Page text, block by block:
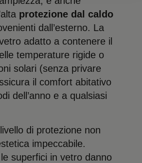
protezione dal caldo
dall’esterno. La
adatto a contenere il
temperature rigide o
solari (senza privare
il comfort abitativo
dell’anno e a qualsiasi
di protezione non
impeccabile.
superfici in vetro danno